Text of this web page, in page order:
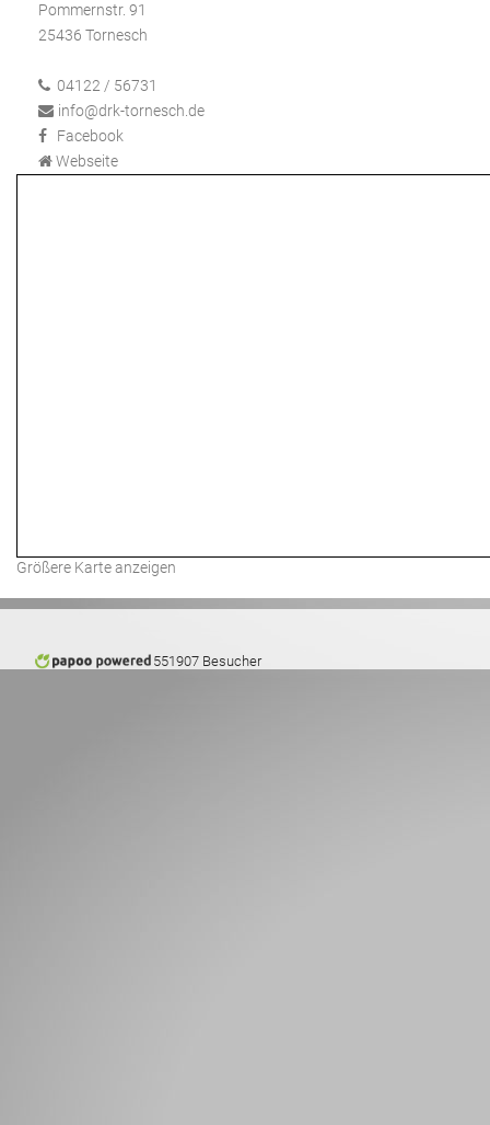
Pommernstr. 91
25436 Tornesch
04122 / 56731
info@drk-tornesch.de
Facebook
Webseite
Größere Karte anzeigen
551907 Besucher